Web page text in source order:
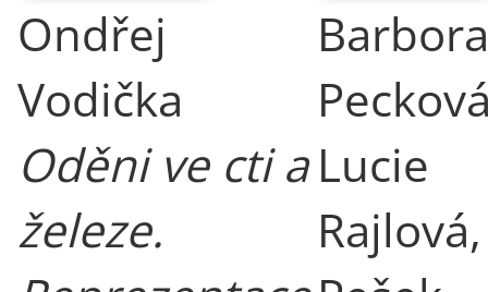
Ondřej
Vodička
Oděni ve cti a
železe.
Barbora
Lucie